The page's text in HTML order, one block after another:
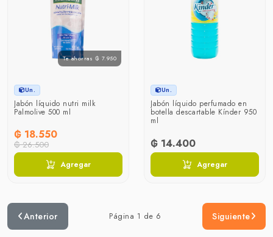
Te ahorras ₲ 7.950
Un.
Jabón líquido nutri milk
Palmolive 500 ml
₲ 18.550
₲ 26.500
Agregar
Un.
Jabón líquido perfumado en
botella descartable Kínder 950
ml
₲ 14.400
Agregar
Anterior Página 1 de 6 Siguiente